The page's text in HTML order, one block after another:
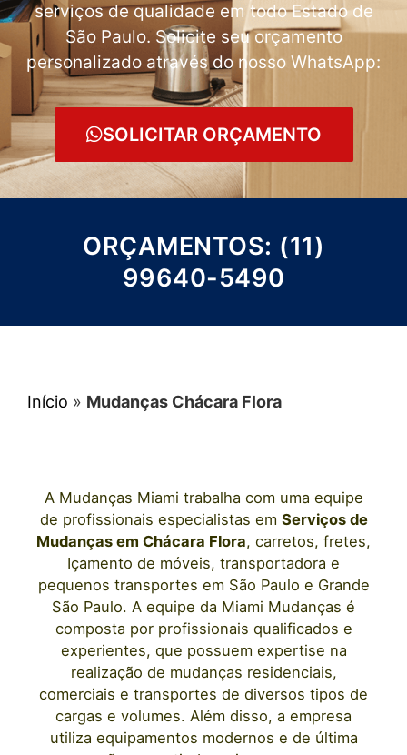
serviços de qualidade em todo Estado de
São Paulo. Solicite seu orçamento
personalizado através do nosso WhatsApp:
SOLICITAR ORÇAMENTO
ORÇAMENTOS: (11)
99640-5490
Início » Mudanças Chácara Flora
A Mudanças Miami trabalha com uma equipe
de profissionais especialistas em Serviços de
Mudanças em Chácara Flora, carretos, fretes,
Içamento de móveis, transportadora e
pequenos transportes em São Paulo e Grande
São Paulo. A equipe da Miami Mudanças é
composta por profissionais qualificados e
experientes, que possuem expertise na
realização de mudanças residenciais,
comerciais e transportes de diversos tipos de
cargas e volumes. Além disso, a empresa
utiliza equipamentos modernos e de última